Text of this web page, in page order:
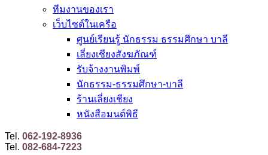
ทีมงานของเรา
เว็บไซต์ในเครือ
ศูนย์เรียนรู้ นักธรรม ธรรมศึกษา บาลี
เลี่ยงเชียงสังฆภัณฑ์
รับจ้างงานพิมพ์
นักธรรม-ธรรมศึกษา-บาลี
ร้านเลี่ยงเชียง
หนังสือมนต์พิธี
Tel. 062-192-8936
Tel. 082-684-7223